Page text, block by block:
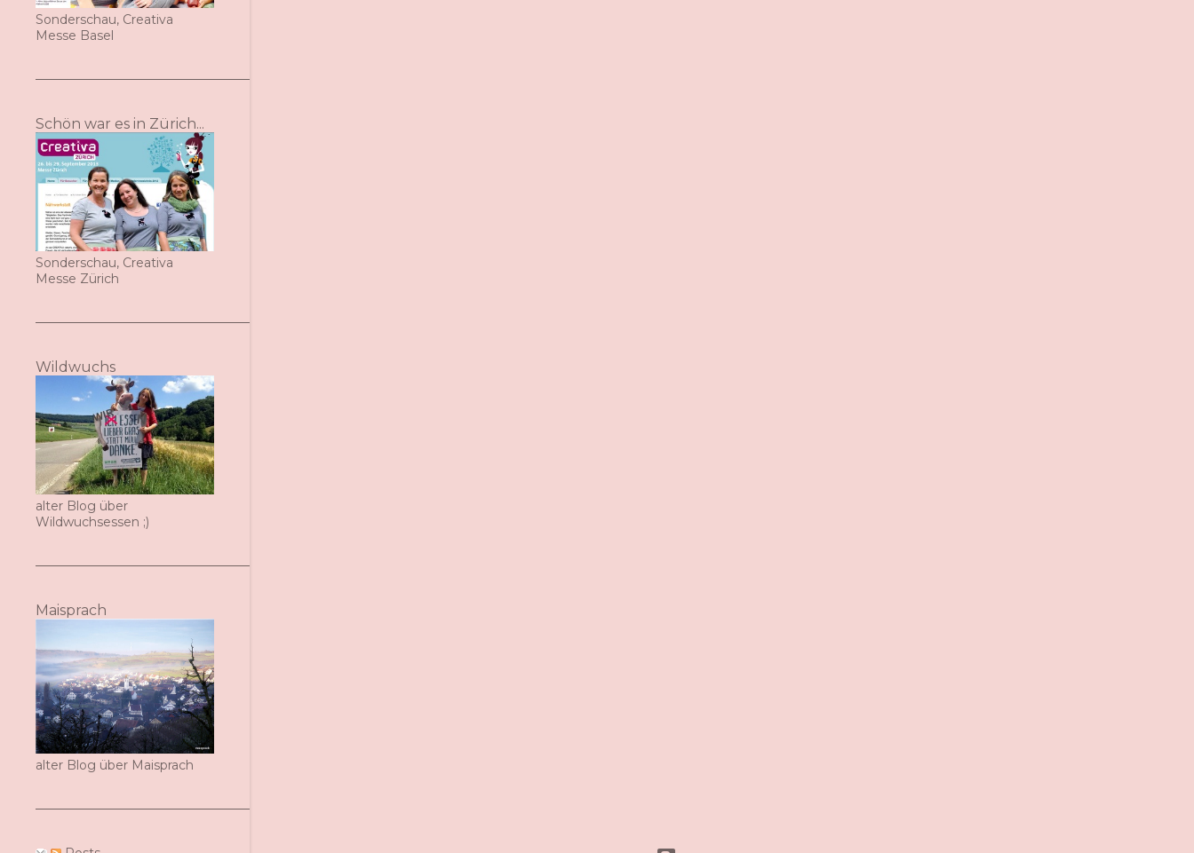
Sonderschau, Creativa
Messe Basel
Schön war es in Zürich...
Sonderschau, Creativa
Messe Zürich
Wildwuchs
alter Blog über
Wildwuchsessen ;)
Maisprach
alter Blog über Maisprach